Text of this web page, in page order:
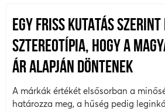
EGY FRISS KUTATÁS SZERINT
SZTEREOTÍPIA, HOGY A
ÁR ALAPJÁN DÖNTENEK
A márkák értékét elsősorban a
határozza meg, a hűség pedig